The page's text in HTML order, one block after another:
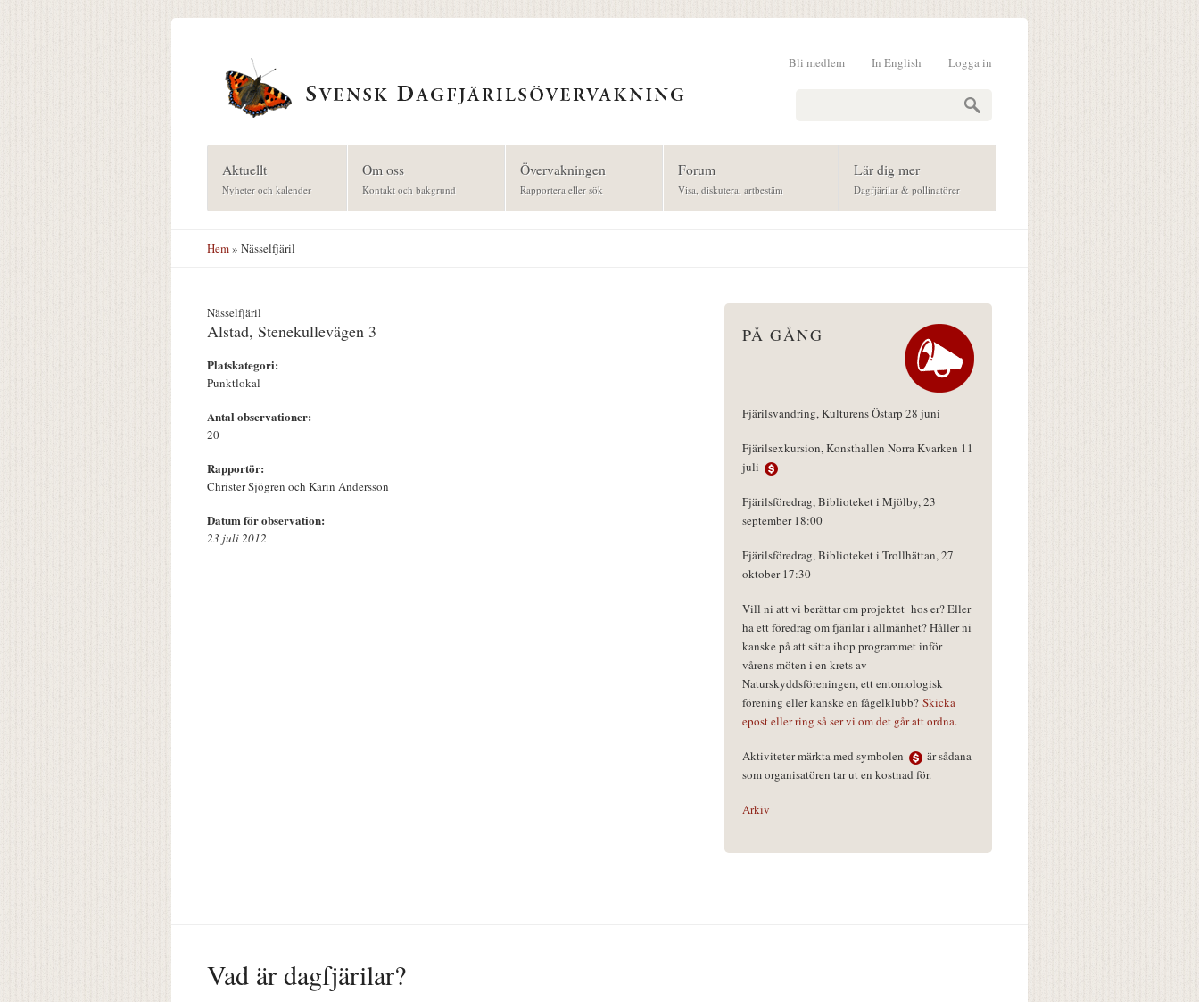
Logga in
In English
Bli medlem
Aktuellt
Nyheter och kalender
Om oss
Kontakt och bakgrund
Övervakningen
Rapportera eller sök
Forum
Visa, diskutera, artbestäm
Lär dig mer
Dagfjärilar & pollinatörer
Hem» Nässelfjäril
Nässelfjäril
Alstad, Stenekullevägen 3
Platskategori:
Punktlokal
Antal observationer:
20
Rapportör:
Christer Sjögren och Karin Andersson
Datum för observation:
23 juli 2012
PÅ GÅNG
Fjärilsvandring, Kulturens Östarp 28 juni
Fjärilsexkursion, Konsthallen Norra Kvarken 11
juli
Fjärilsföredrag, Biblioteket i Mjölby, 23
september 18:00
Fjärilsföredrag, Biblioteket i Trollhättan, 27
oktober 17:30
Vill ni att vi berättar om projektet hos er? Eller
ha ett föredrag om fjärilar i allmänhet? Håller ni
kanske på att sätta ihop programmet inför
vårens möten i en krets av
Naturskyddsföreningen, ett entomologisk
förening eller kanske en fågelklubb? Skicka
epost eller ring så ser vi om det går att ordna.
Aktiviteter märkta med symbolen
är sådana
som organisatören tar ut en kostnad för.
Arkiv
Vad är dagfjärilar?